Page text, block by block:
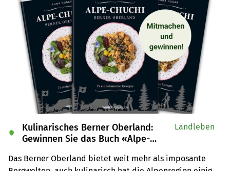
Kulinarisches Berner Oberland:
Gewinnen Sie das Buch «Alpe-
Das Berner Oberland bietet weit mehr als imposante
✹
Landleben